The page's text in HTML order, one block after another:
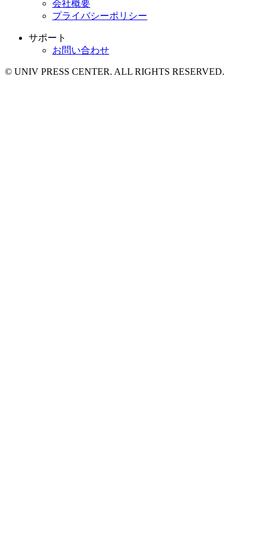
会社概要
プライバシーポリシー
サポート
お問い合わせ
© UNIV PRESS CENTER. ALL RIGHTS RESERVED.